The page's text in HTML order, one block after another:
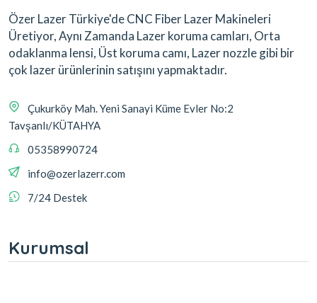
Özer Lazer Türkiye'de CNC Fiber Lazer Makineleri
Üretiyor, Aynı Zamanda Lazer koruma camları, Orta
odaklanma lensi, Üst koruma camı, Lazer nozzle gibi bir
çok lazer ürünlerinin satışını yapmaktadır.
Çukurköy Mah. Yeni Sanayi Küme Evler No:2
Tavşanlı/KÜTAHYA
05358990724
info@ozerlazerr.com
7/24 Destek
Kurumsal